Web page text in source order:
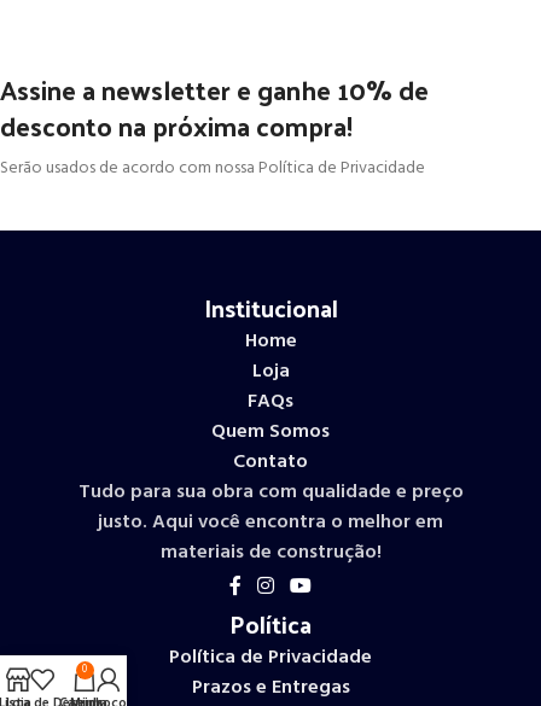
Assine a newsletter e ganhe 10% de
desconto na próxima compra!
Serão usados de acordo com nossa Política de Privacidade
Institucional
Home
Loja
FAQs
Quem Somos
Contato
Tudo para sua obra com qualidade e preço
justo. Aqui você encontra o melhor em
materiais de construção!
Política
Política de Privacidade
Prazos e Entregas
0